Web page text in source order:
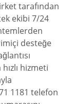
tarafından
ekibi 7/24
desteğe
hizmeti
1181 telefon